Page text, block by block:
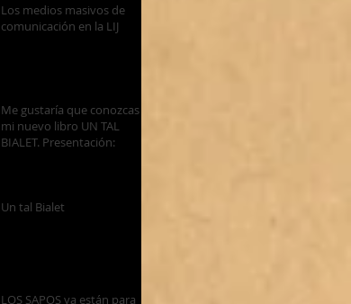
Los medios masivos de
comunicación en la LIJ
Me gustaría que conozcas
mi nuevo libro UN TAL
BIALET. Presentación:
Un tal Bialet
LOS SAPOS ya están para